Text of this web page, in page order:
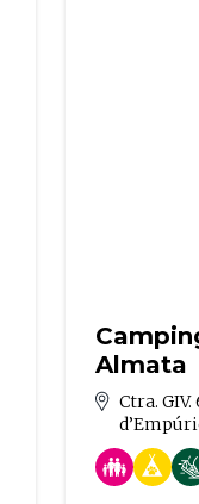
Almata
Ctra.